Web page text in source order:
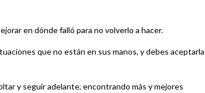
en dónde falló para no volverlo a hacer.
que no están en sus manos, y debes
y seguir adelante, encontrando más y mejores